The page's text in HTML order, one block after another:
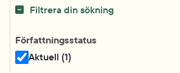
Filtrera din sökning
Författningsstatus
Aktuell (1)